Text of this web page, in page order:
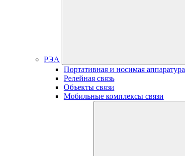
РЭА
Портативная и носимая аппаратура
Релейная связь
Объекты связи
Мобильные комплексы связи